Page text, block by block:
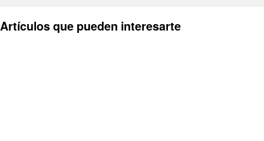
Artículos que pueden interesarte